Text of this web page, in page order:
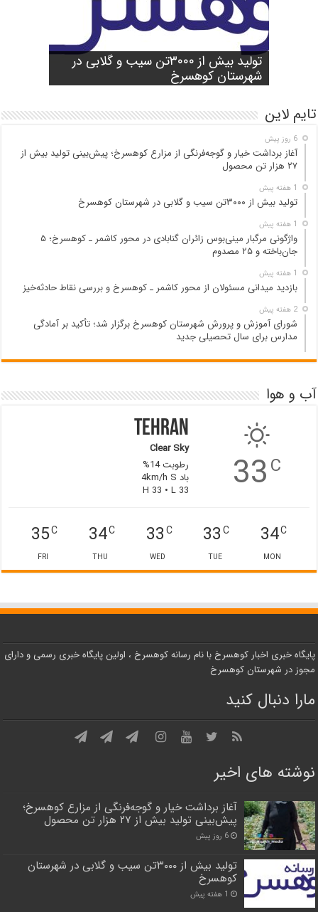
آغاز برداشت خیار و گوجه‌فرنگی از مزارع
کوهسرخ؛ پیش‌بینی تولید بیش از ۲۷ هزار
تن محصول
تولید بیش از ۳۰۰۰تن سیب و گلابی در
شهرستان کوهسرخ
واژگونی مرگبار مینی‌بوس زائران گنابادی
در محور کاشمر ـ کوهسرخ؛ ۵ جان‌باخته و
۲۵ مصدوم
بازدید میدانی مسئولان از محور کاشمر ـ
کوهسرخ و بررسی نقاط حادثه‌خیز
شورای آموزش و پرورش شهرستان
کوهسرخ برگزار شد؛ تأکید بر آمادگی
مدارس برای سال تحصیلی جدید
تایم لاین
6 روز پیش
آغاز برداشت خیار و گوجه‌فرنگی از مزارع کوهسرخ؛ پیش‌بینی تولید بیش از
۲۷ هزار تن محصول
1 هفته پیش
تولید بیش از ۳۰۰۰تن سیب و گلابی در شهرستان کوهسرخ
1 هفته پیش
واژگونی مرگبار مینی‌بوس زائران گنابادی در محور کاشمر ـ کوهسرخ؛ ۵
جان‌باخته و ۲۵ مصدوم
1 هفته پیش
بازدید میدانی مسئولان از محور کاشمر ـ کوهسرخ و بررسی نقاط حادثه‌خیز
2 هفته پیش
شورای آموزش و پرورش شهرستان کوهسرخ برگزار شد؛ تأکید بر آمادگی
مدارس برای سال تحصیلی جدید
آب و هوا
33C
Tehran
Clear Sky
رطوبت 14%
باد 4km/h S
H 33 • L 33
34C
MON
33C
TUE
33C
WED
34C
THU
35C
FRI
پایگاه خبری اخبار کوهسرخ با نام رسانه کوهسرخ ، اولین پایگاه خبری رسمی و دارای
مجوز در شهرستان کوهسرخ
مارا دنبال کنید
نوشته های اخیر
آغاز برداشت خیار و گوجه‌فرنگی از مزارع کوهسرخ؛
پیش‌بینی تولید بیش از ۲۷ هزار تن محصول
6 روز پیش
تولید بیش از ۳۰۰۰تن سیب و گلابی در شهرستان
کوهسرخ
1 هفته پیش